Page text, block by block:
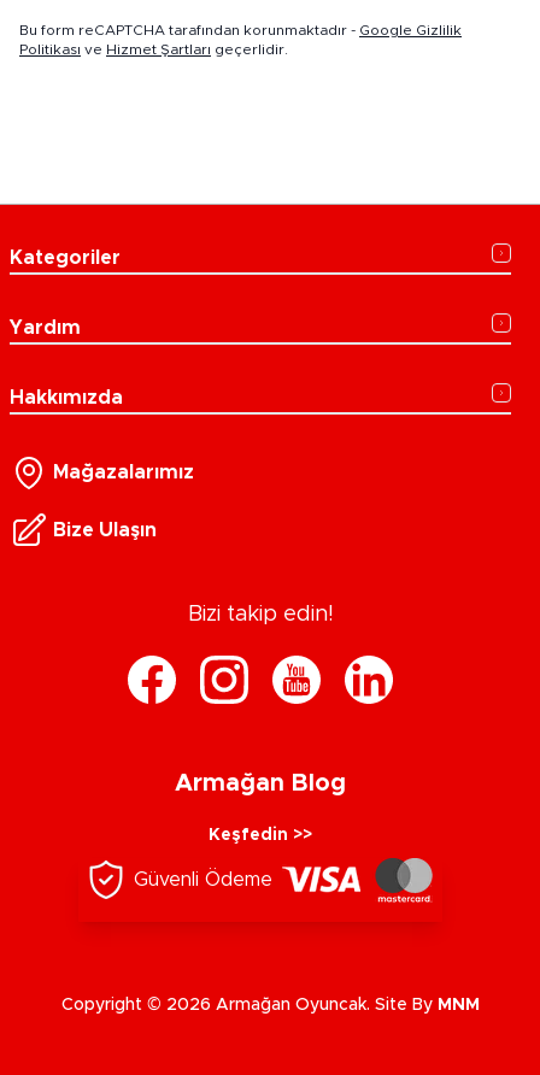
Bu form reCAPTCHA tarafından korunmaktadır - Google Gizlilik
Politikası ve Hizmet Şartları geçerlidir.
Kategoriler
Yardım
Hakkımızda
Mağazalarımız
Bize Ulaşın
Bizi takip edin!
Armağan Blog
Keşfedin >>
Güvenli Ödeme
Copyright © 2026 Armağan Oyuncak. Site By MNM